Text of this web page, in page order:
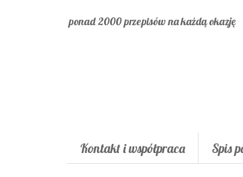
ponad 2000 przepisów na każdą okazję
Kontakt i współpraca Spis